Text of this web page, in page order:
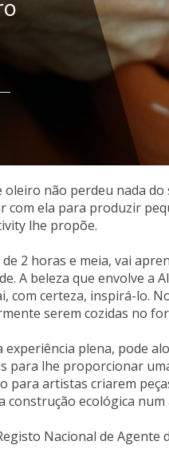
oleiro não perdeu nada
com ela para produzir
lhe propõe.
2 horas e meia, vai
A beleza que envolve a
com certeza, inspirá-lo.
serem cozidas no
experiência plena, pode
para lhe proporcionar
para artistas criarem
construção ecológica
Nacional de Agente